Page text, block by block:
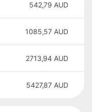
542,79 AUD
1085,57 AUD
2713,94 AUD
5427,87 AUD